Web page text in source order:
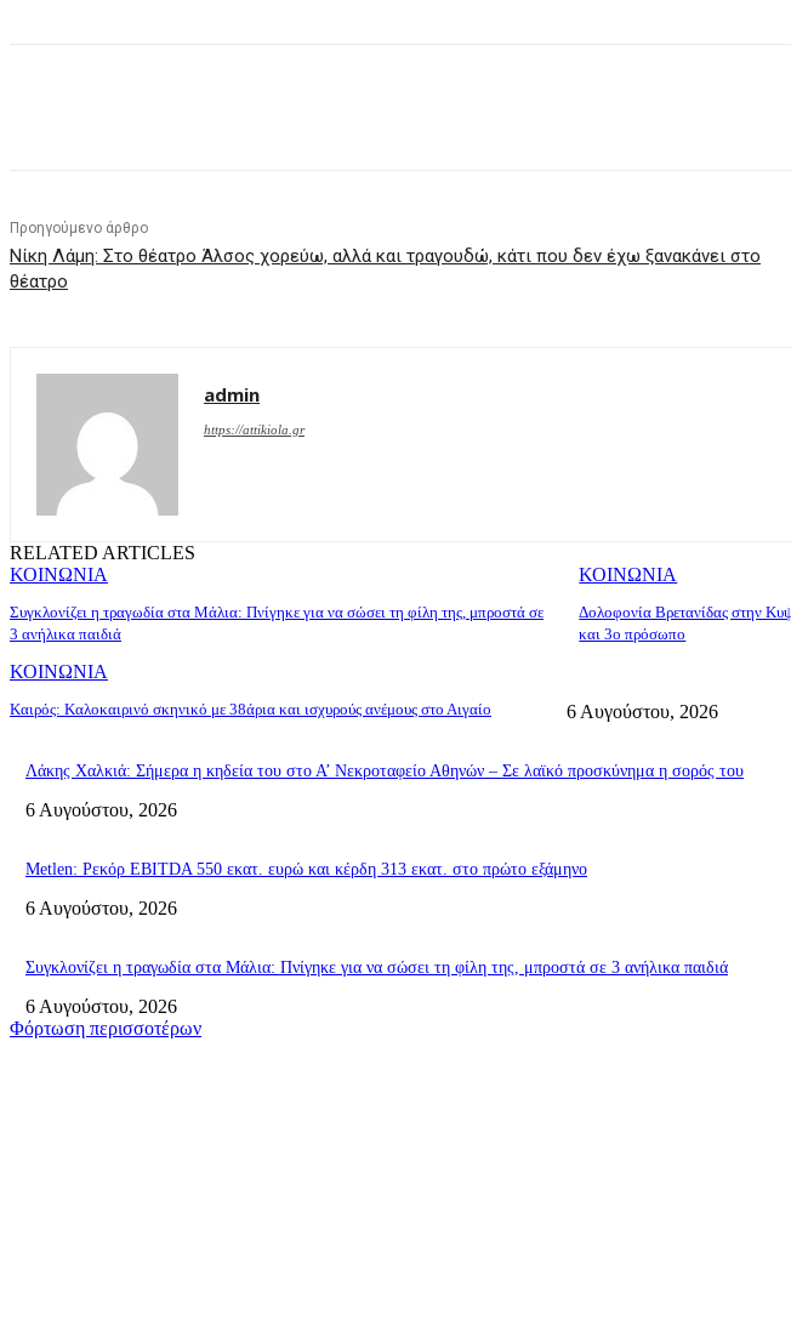
Προηγούμενο άρθρο
Νίκη Λάμη: Στο θέατρο Άλσος χορεύω, αλλά και τραγουδώ, κάτι που δεν έχω ξανακάνει στο
θέατρο
admin
https://attikiola.gr
RELATED ARTICLES
ΚΟΙΝΩΝΙΑ
Συγκλονίζει η τραγωδία στα Μάλια: Πνίγηκε για να σώσει τη φίλη της, μπροστά σε
3 ανήλικα παιδιά
ΚΟΙΝΩΝΙΑ
Δολοφονία Βρετανίδας στην
και 3ο πρόσωπο
ΚΟΙΝΩΝΙΑ
Καιρός: Καλοκαιρινό σκηνικό με 38άρια και ισχυρούς ανέμους στο Αιγαίο 6 Αυγούστου, 2026
Λάκης Χαλκιά: Σήμερα η κηδεία του στο Α’ Νεκροταφείο Αθηνών – Σε λαϊκό προσκύνημα η σορός του
6 Αυγούστου, 2026
Metlen: Ρεκόρ EBITDA 550 εκατ. ευρώ και κέρδη 313 εκατ. στο πρώτο εξάμηνο
6 Αυγούστου, 2026
Συγκλονίζει η τραγωδία στα Μάλια: Πνίγηκε για να σώσει τη φίλη της, μπροστά σε 3 ανήλικα παιδιά
6 Αυγούστου, 2026
Φόρτωση περισσοτέρων